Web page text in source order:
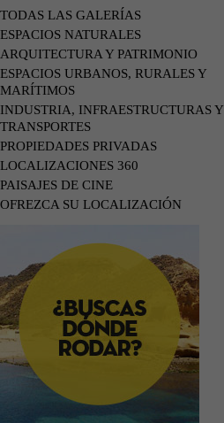
TODAS LAS GALERÍAS
ESPACIOS NATURALES
ARQUITECTURA Y PATRIMONIO
ESPACIOS URBANOS, RURALES Y
MARÍTIMOS
INDUSTRIA, INFRAESTRUCTURAS Y
TRANSPORTES
PROPIEDADES PRIVADAS
LOCALIZACIONES 360
PAISAJES DE CINE
OFREZCA SU LOCALIZACIÓN